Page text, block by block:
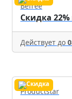
Befree
Скидка 22%
Действует до
Productstar